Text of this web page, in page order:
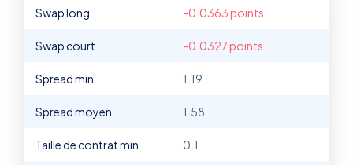
Swap long -0.0363 points
Swap court -0.0327 points
Spread min 1.19
Spread moyen 1.58
Taille de contrat min 0.1